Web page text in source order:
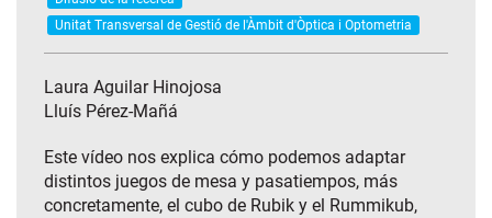
Unitat Transversal de Gestió de l'Àmbit d'Òptica i Optometria
Laura Aguilar Hinojosa
Lluís Pérez-Mañá
Este vídeo nos explica cómo podemos adaptar
distintos juegos de mesa y pasatiempos, más
concretamente, el cubo de Rubik y el Rummikub,